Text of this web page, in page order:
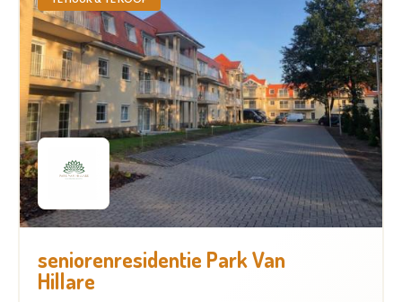
seniorenresidentie Park Van
Hillare